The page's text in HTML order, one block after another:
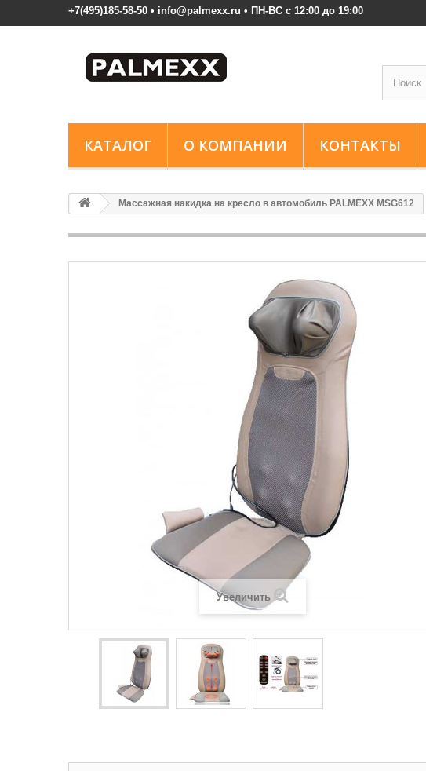
+7(495)185-58-50 • info@palmexx.ru • ПН-ВС с 12:00 до 19:00
КАТАЛОГ О КОМПАНИИ КОНТАКТЫ
Массажная накидка на кресло в автомобиль PALMEXX MSG612
Увеличить